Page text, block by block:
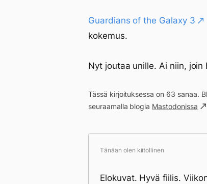
Guardians of the Galaxy 3
kokemus.
Nyt joutaa unille. Ai niin,
Tässä kirjoituksessa on 63 sanaa.
seuraamalla blogia Mastodonissa
Tänään olen kiitollinen
Elokuvat. Hyvä fiilis.